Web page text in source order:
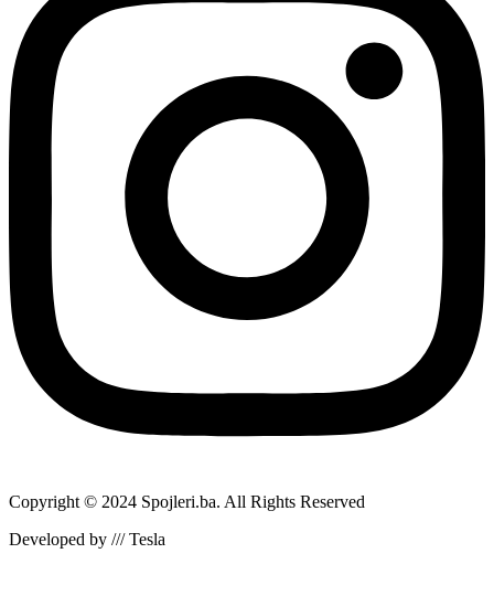
Copyright © 2024 Spojleri.ba. All Rights Reserved
Developed by /// Tesla